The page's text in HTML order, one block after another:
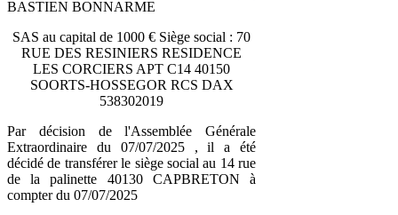
BASTIEN BONNARME
SAS au capital de 1000 € Siège social : 70
RUE DES RESINIERS RESIDENCE
LES CORCIERS APT C14 40150
SOORTS-HOSSEGOR RCS DAX
538302019
Par décision de l'Assemblée Générale
Extraordinaire du 07/07/2025 , il a été
décidé de transférer le siège social au 14 rue
de la palinette 40130 CAPBRETON à
compter du 07/07/2025